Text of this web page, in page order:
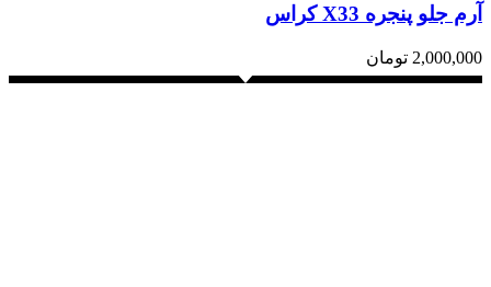
آرم جلو پنجره X33 کراس
2,000,000 تومان